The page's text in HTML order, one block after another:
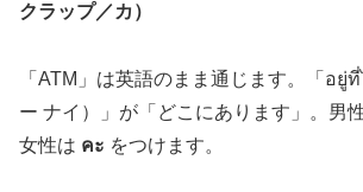
クラップ／カ）
「ATM」は英語のまま通じます。「อยู่
ー ナイ）」が「どこにあります」。男
女性は คะ をつけます。